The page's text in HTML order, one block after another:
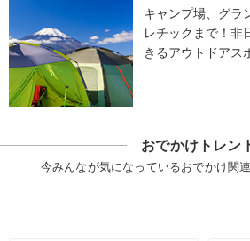
キャンプ場、グラ
レチックまで！非
きるアウトドアス
おでかけトレン
今みんなが気になっているおでかけ関